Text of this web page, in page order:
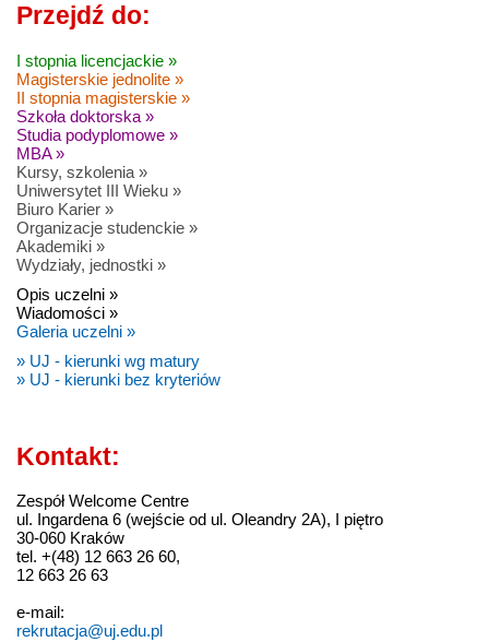
Przejdź do:
I stopnia licencjackie »
Magisterskie jednolite »
II stopnia magisterskie »
Szkoła doktorska »
Studia podyplomowe »
MBA »
Kursy, szkolenia »
Uniwersytet III Wieku »
Biuro Karier »
Organizacje studenckie »
Akademiki »
Wydziały, jednostki »
Opis uczelni »
Wiadomości »
Galeria uczelni »
» UJ - kierunki wg matury
» UJ - kierunki bez kryteriów
Kontakt:
Zespół Welcome Centre
ul. Ingardena 6 (wejście od ul. Oleandry 2A), I piętro
30-060 Kraków
tel. +(48) 12 663 26 60,
12 663 26 63
e-mail:
rekrutacja@uj.edu.pl